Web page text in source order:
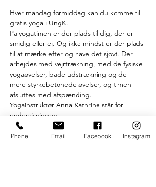
Hver mandag formiddag kan du komme til
gratis yoga i UngK.
På yogatimen er der plads til dig, der er
smidig eller ej. Og ikke mindst er der plads
til at mærke efter og have det sjovt. Der
arbejdes med vejrtrækning, med de fysiske
yogaøvelser, både udstrækning og de
mere styrkebetonede øvelser, og timen
afsluttes med afspænding.
Yogainstruktør Anna Kathrine står for
undervisningen.
Efter timen onsdagen serverer vi gratis
kaffe, te og hjemmebagte boller.
Phone Email Facebook Instagram